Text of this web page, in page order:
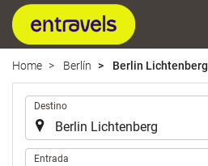
Home Berlín Berlin Lichtenberg
Destino
Entrada